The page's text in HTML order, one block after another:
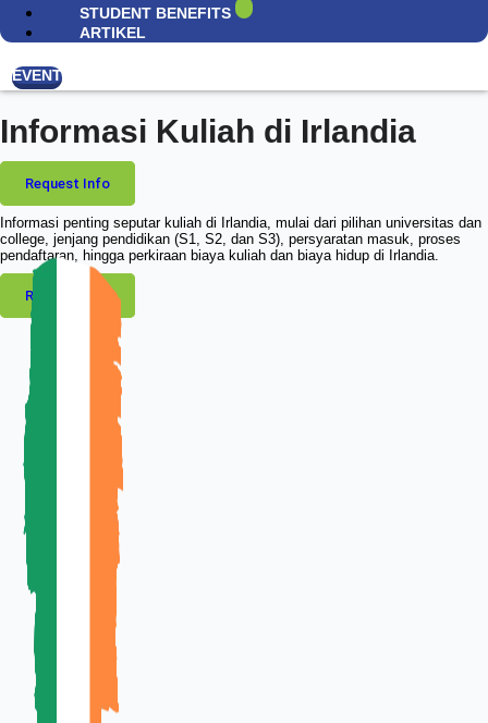
STUDENT BENEFITS
ARTIKEL
EVENT
Informasi Kuliah di Irlandia
Request Info
Informasi penting seputar kuliah di Irlandia, mulai dari pilihan universitas dan
college, jenjang pendidikan (S1, S2, dan S3), persyaratan masuk, proses
pendaftaran, hingga perkiraan biaya kuliah dan biaya hidup di Irlandia.
Request Info